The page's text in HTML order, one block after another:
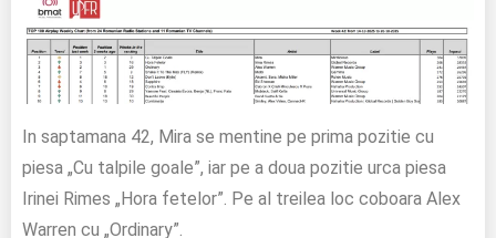
In saptamana 42, Mira se mentine pe prima pozitie cu
piesa „Cu talpile goale”, iar pe a doua pozitie urca piesa
Irinei Rimes „Hora fetelor”. Pe al treilea loc coboara Alex
Warren cu „Ordinary”.